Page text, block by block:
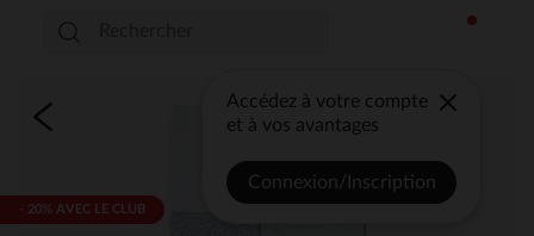
Accédez à votre compte
et à vos avantages
Connexion/Inscription
- 20% AVEC LE CLUB